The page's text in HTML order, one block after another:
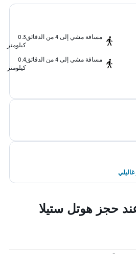
مسافة مشي إلى 4 من الدقائق
0.3
كيلومتر
مسافة مشي إلى 4 من الدقائق
0.4
كيلومتر
حجز هوتل ستيلا